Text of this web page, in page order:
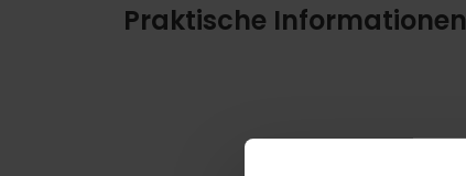
Praktische Informationen